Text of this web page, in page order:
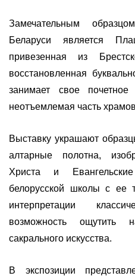
Замечательным
Беларуси является
привезенная из
восстановленная
занимает свое
неотъемлемая часть
Выставку украшают
алтарные полотна,
Христа и
белорусской школы с ее
интерпретации
возможность ощутить
сакрального искусства.
В экспозиции